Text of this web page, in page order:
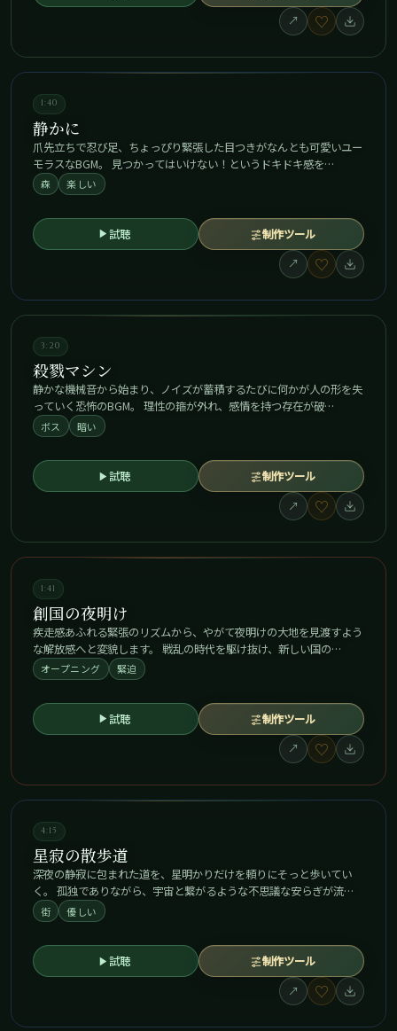
↗
♡
1:40
静かに
爪先立ちで忍び足、ちょっぴり緊張した目つきがなんとも可愛いユー
モラスなBGM。 見つかってはいけない！というドキドキ感を…
森 楽しい
試聴
制作ツール
↗
♡
3:20
殺戮マシン
静かな機械音から始まり、ノイズが蓄積するたびに何かが人の形を失
っていく恐怖のBGM。 理性の箍が外れ、感情を持つ存在が破…
ボス 暗い
試聴
制作ツール
↗
♡
1:41
創国の夜明け
疾走感あふれる緊張のリズムから、やがて夜明けの大地を見渡すよう
な解放感へと変貌します。 戦乱の時代を駆け抜け、新しい国の…
オープニング 緊迫
試聴
制作ツール
↗
♡
4:15
星寂の散歩道
深夜の静寂に包まれた道を、星明かりだけを頼りにそっと歩いてい
く。 孤独でありながら、宇宙と繋がるような不思議な安らぎが流…
街 優しい
試聴
制作ツール
↗
♡